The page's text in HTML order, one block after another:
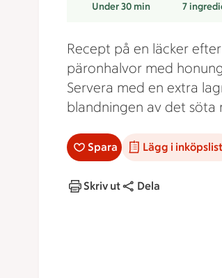
Under 30 min 7
Recept på en läcker
päronhalvor med
Servera med en extra
blandningen av det söta
Spara Lägg i
Skriv ut Dela